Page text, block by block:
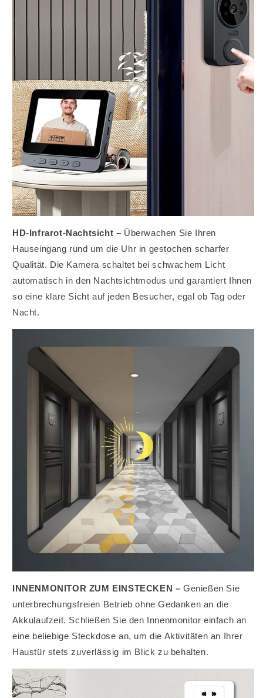
HD-Infrarot-Nachtsicht – Überwachen Sie Ihren
Hauseingang rund um die Uhr in gestochen scharfer
Qualität. Die Kamera schaltet bei schwachem Licht
automatisch in den Nachtsichtmodus und garantiert Ihnen
so eine klare Sicht auf jeden Besucher, egal ob Tag oder
Nacht.
INNENMONITOR ZUM EINSTECKEN – Genießen Sie
unterbrechungsfreien Betrieb ohne Gedanken an die
Akkulaufzeit. Schließen Sie den Innenmonitor einfach an
eine beliebige Steckdose an, um die Aktivitäten an Ihrer
Haustür stets zuverlässig im Blick zu behalten.